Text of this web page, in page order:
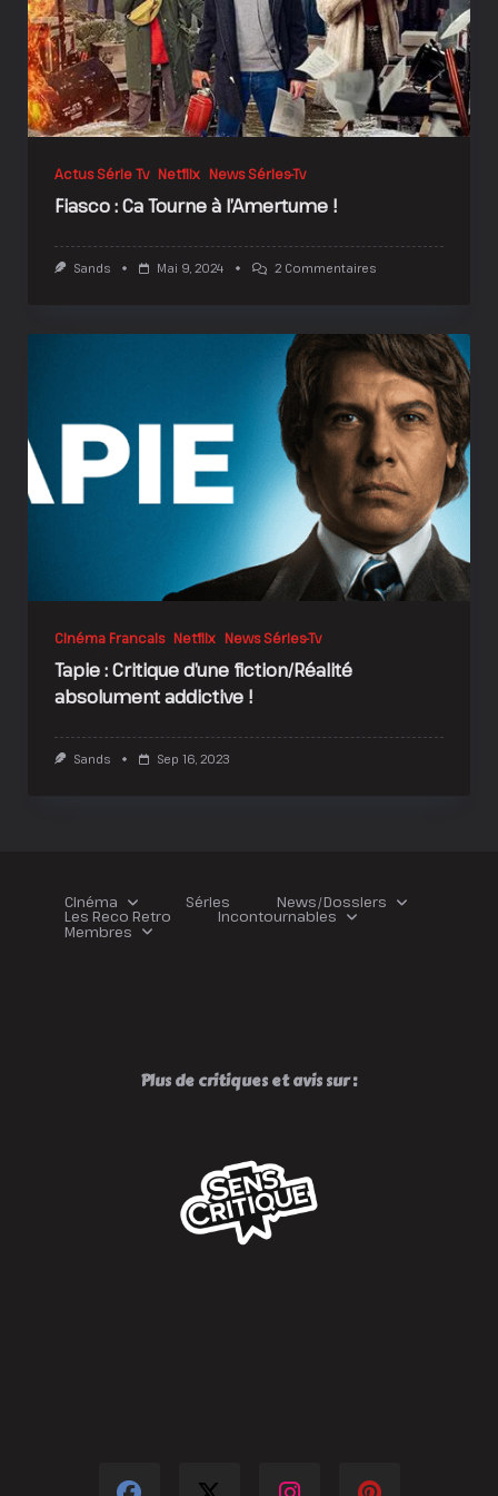
Actus Série Tv Netflix News Séries-Tv
Fiasco : Ca Tourne à l’Amertume !
Sands Mai 9, 2024 2 CommentairesSur
Tourne
À
L’Amertume
Cinéma Francais Netflix News Séries-Tv
Tapie : Critique d’une fiction/Réalité
absolument addictive !
Sands Sep 16, 2023
Cinéma Séries News/Dossiers
Les Reco Retro Incontournables
Membres
Plus de critiques et avis sur :